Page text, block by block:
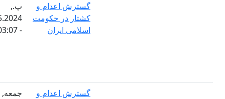
گسترش اعدام و
کشتار در حکومت
اسلامی ایران
پ.,
23.05.2024
گسترش اعدام و
جمعه,